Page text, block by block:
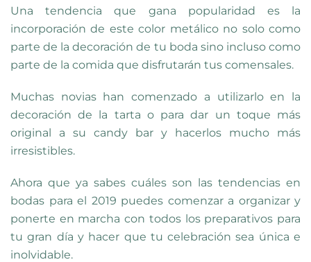
Una tendencia que gana popularidad es la
incorporación de este color metálico no solo como
parte de la decoración de tu boda sino incluso como
parte de la comida que disfrutarán tus comensales.
Muchas novias han comenzado a utilizarlo en la
decoración de la tarta o para dar un toque más
original a su candy bar y hacerlos mucho más
irresistibles.
Ahora que ya sabes cuáles son las tendencias en
bodas para el 2019 puedes comenzar a organizar y
ponerte en marcha con todos los preparativos para
tu gran día y hacer que tu celebración sea única e
inolvidable.